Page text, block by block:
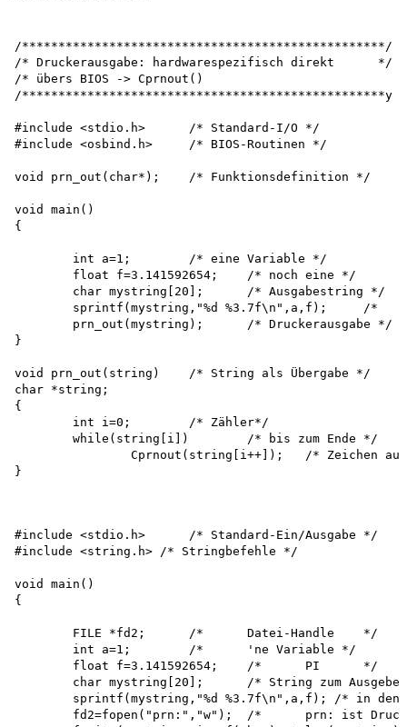
/**************************************************/
/* Druckerausgabe: hardwarespezifisch direkt	  */
/* übers BIOS -> Cprnout()	                      */
/**************************************************y
#include <stdio.h>	/* Standard-I/O */
#include <osbind.h>	/* BIOS-Routinen */
void prn_out(char*);	/* Funktionsdefinition */
void main()
{
}
void prn_out(string)	/* String als Übergabe */
char *string;
{
}
#include <stdio.h>	/* Standard-Ein/Ausgabe	*/
#include <string.h> /* Stringbefehle */
void main()
{